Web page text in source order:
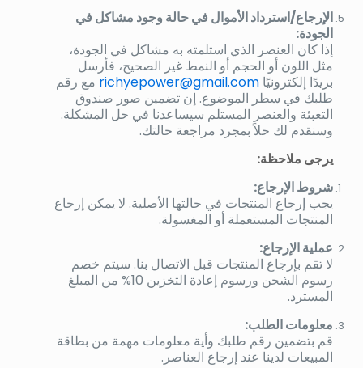
الإرجاع/استرداد الأموال في حالة وجود مشاكل في
الجودة:
إذا كان العنصر الذي استلمته به مشاكل في الجودة،
مثل اللون أو الحجم أو النمط غير الصحيح، فأرسل
بريدًا إلكترونيًا richyepower@gmail.com مع رقم
طلبك في سطر الموضوع. إن تضمين صور صندوق
التعبئة والعنصر المستلم سيساعدنا في حل المشكلة.
وسنقدم لك حلاً بمجرد مراجعة حالتك.
يرجى ملاحظة:
شروط الإرجاع:
يجب إرجاع المنتجات في حالتها الأصلية. لا يمكن إرجاع
المنتجات المستعملة أو المغسولة.
عملية الإرجاع:
لا تقم بإرجاع المنتجات قبل الاتصال بنا. سيتم خصم
رسوم الشحن ورسوم إعادة التخزين 10% من المبلغ
المسترد.
معلومات الطلب:
قم بتضمين رقم طلبك وأية معلومات مهمة من بطاقة
المبيعات لدينا عند إرجاع العناصر.